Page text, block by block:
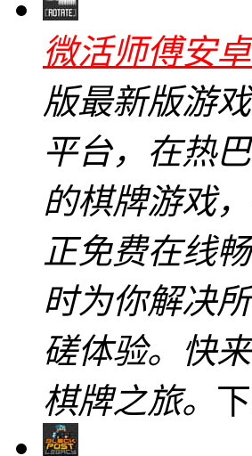
微活师傅安
版最新版游
平台，在热
的棋牌游戏
正免费在线
时为你解决
磋体验。快
棋牌之旅。